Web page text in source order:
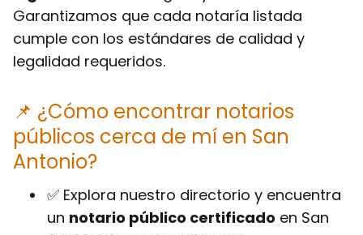
Garantizamos que cada notaría listada
cumple con los estándares de calidad y
legalidad requeridos.
📌 ¿Cómo encontrar notarios
públicos cerca de mí en San
Antonio?
✅ Explora nuestro directorio y encuentra
un notario público certificado en San